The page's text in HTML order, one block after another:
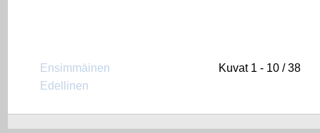
Ensimmäinen
Edellinen
Kuvat 1 - 10 / 38